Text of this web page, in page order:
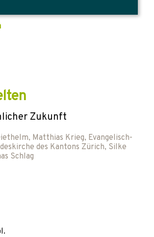
Zukunft
, Matthias Krieg, Evangelisch-
des Kantons Zürich, Silke
Schlag